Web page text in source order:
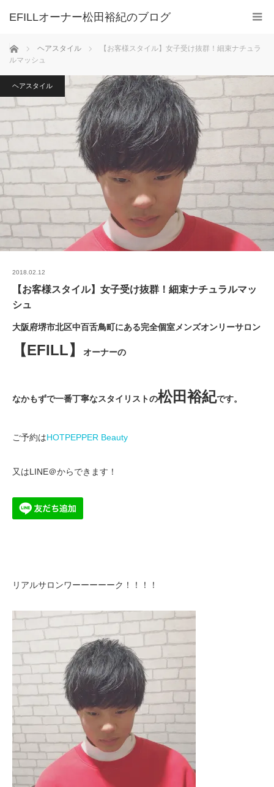
ホーム ヘアスタイル
【お客様スタイル】女子受け抜群！細束ナチュラ
ルマッシュ
ヘアスタイル
2018.02.12
【お客様スタイル】女子受け抜群！細束ナチュラルマッ
シュ
大阪府堺市北区中百舌鳥町にある完全個室メンズオンリーサロン
【EFILL】 オーナーの
なかもずで一番丁寧なスタイリストの松田裕紀です。
ご予約はHOTPEPPER Beauty
又はLINE＠からできます！
リアルサロンワーーーーーク！！！！